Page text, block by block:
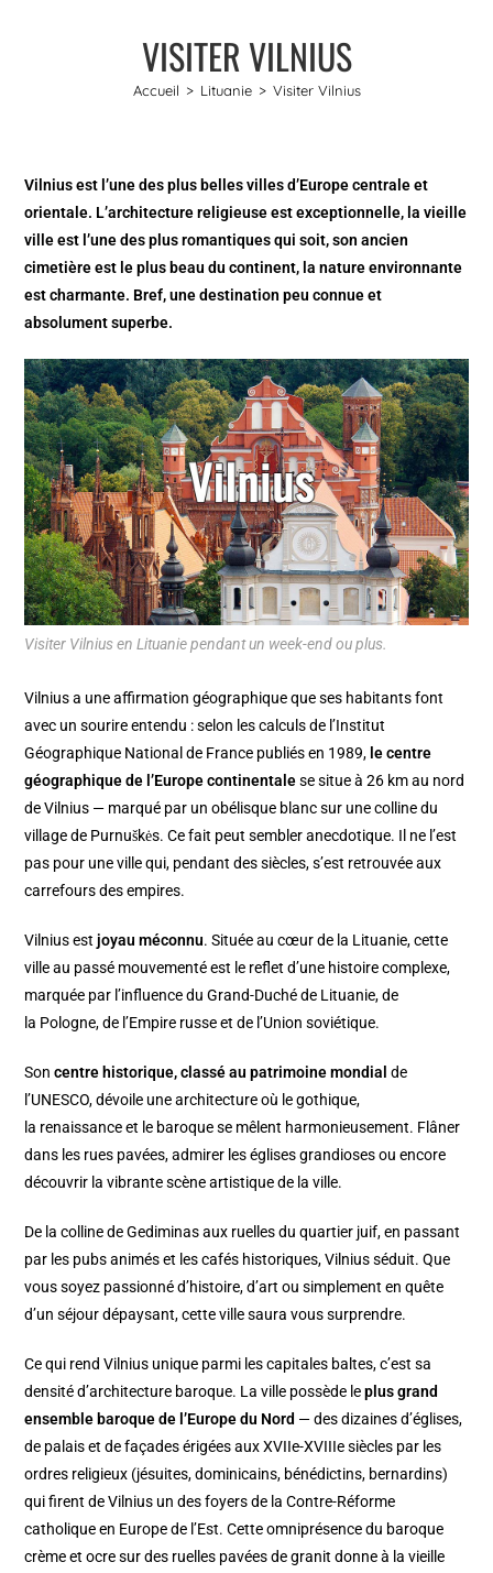
VISITER VILNIUS
Accueil > Lituanie > Visiter Vilnius
Vilnius est l’une des plus belles villes d’Europe centrale et
orientale. L’architecture religieuse est exceptionnelle, la vieille
ville est l’une des plus romantiques qui soit, son ancien
cimetière est le plus beau du continent, la nature environnante
est charmante. Bref, une destination peu connue et
absolument superbe.
Visiter Vilnius en Lituanie pendant un week-end ou plus.
Vilnius a une affirmation géographique que ses habitants font
avec un sourire entendu : selon les calculs de l’Institut
Géographique National de France publiés en 1989, le centre
géographique de l’Europe continentalese situe à 26 km au nord
de Vilnius — marqué par un obélisque blanc sur une colline du
village de Purnuškės. Ce fait peut sembler anecdotique. Il ne l’est
pas pour une ville qui, pendant des siècles, s’est retrouvée aux
carrefours des empires.
Vilnius estjoyau méconnu. Située au cœur de la Lituanie, cette
ville au passé mouvementé est le reflet d’une histoire complexe,
marquée par l’influence du Grand-Duché de Lituanie, de
la Pologne, de l’Empire russe et de l’Union soviétique.
Soncentre historique, classé au patrimoine mondial de
l’UNESCO, dévoile une architecture où le gothique,
la renaissance et le baroque se mêlent harmonieusement. Flâner
dans les rues pavées, admirer les églises grandioses ou encore
découvrir la vibrante scène artistique de la ville.
De la colline de Gediminas aux ruelles du quartier juif, en passant
par les pubs animés et les cafés historiques, Vilnius séduit. Que
vous soyez passionné d’histoire, d’art ou simplement en quête
d’un séjour dépaysant, cette ville saura vous surprendre.
Ce qui rend Vilnius unique parmi les capitales baltes, c’est sa
densité d’architecture baroque. La ville possède leplus grand
ensemble baroque de l’Europe du Nord — des dizaines d’églises,
de palais et de façades érigées aux XVIIe-XVIIIe siècles par les
ordres religieux (jésuites, dominicains, bénédictins, bernardins)
qui firent de Vilnius un des foyers de la Contre-Réforme
catholique en Europe de l’Est. Cette omniprésence du baroque
crème et ocre sur des ruelles pavées de granit donne à la vieille